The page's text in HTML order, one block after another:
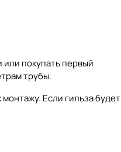
покупать первый
трубы.
Если гильза будет